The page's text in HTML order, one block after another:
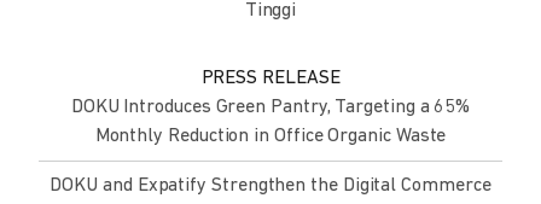
Tinggi
PRESS RELEASE
DOKU Introduces Green Pantry, Targeting a 65%
Monthly Reduction in Office Organic Waste
DOKU and Expatify Strengthen the Digital Commerce